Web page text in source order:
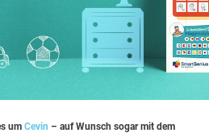
um Cevin – auf Wunsch sogar mit dem